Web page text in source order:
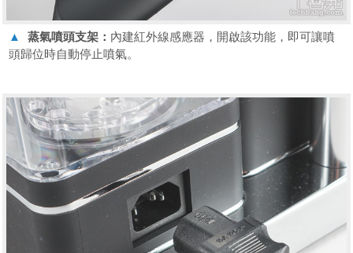
▲ 蒸氣噴頭支架： 內建紅外線感應器，開啟該功能，即可讓噴
頭歸位時自動停止噴氣。